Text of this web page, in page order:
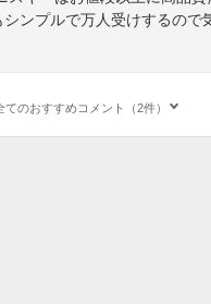
シンプルで万人受けするので
てのおすすめコメント（2件）